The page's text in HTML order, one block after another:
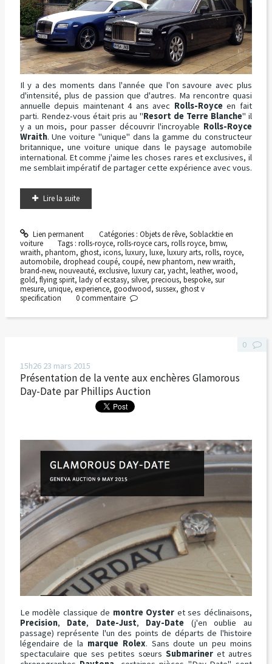
Il y a des moments dans l'année que l'on savoure avec plus
d'intensité, plus de passion que d'autres. Ma rencontre quasi
annuelle depuis maintenant 4 ans avec Rolls-Royceen fait
parti. Rendez-vous était pris au "Resort de Terre Blanche" il
y a un mois, pour passer découvrir l'incroyable Rolls-Royce
Wraith. Une voiture "unique" dans la gamme du constructeur
britannique, une voiture unique dans le paysage automobile
international. Et comme j'aime les choses rares et exclusives, il
me semblait impératif de partager cette expérience avec vous.
Lire la suite
Lien permanent Catégories : Objets de rêve, Soblacktie en
voiture
Tags :rolls-royce,rolls-royce cars,rolls royce,bmw,
wraith, phantom, ghost, icons, luxury, luxe, luxury arts, rolls, royce,
automobile, drophead coupé, coupé, new phantom, new wraith,
brand-new, nouveauté, exclusive, luxury car, yacht, leather, wood,
gold, flying spirit, lady of ecstasy, silver, precious, bespoke, sur
mesure, unique, experience, goodwood, sussex, ghost v
specification
0commentaire
15h26 23 mars 2015
Présentation de la vente aux enchères Glamorous
Day-Date par Phillips Auction
Le modèle classique de montre Oyster et ses déclinaisons,
Precision, Date, Date-Just, Day-Date (j'en oublie au
passage) représente l'un des points de départs de l'histoire
légendaire de la marque Rolex. Sans doute un peu moins
spectaculaire que ses petites sœurs Submarineret autres
0